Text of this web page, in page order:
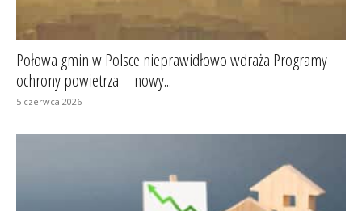
Połowa gmin w Polsce nieprawidłowo wdraża Programy
ochrony powietrza – nowy...
5 czerwca 2026